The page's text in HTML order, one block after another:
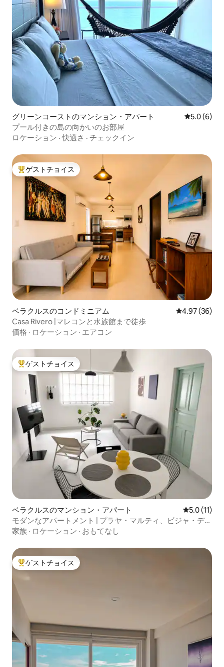
グリーンコーストのマンション・アパート レビュー6
5.0 (6)
プール付きの島の向かいのお部屋
ロケーション ·快適さ · チェックイン
大好評のゲストチョイスです。
ゲストチョイス
ベラクルスのコンドミニアム レビュー36
4.97 (36)
Casa Rivero |マレコンと水族館まで徒歩
価格 · ロケーション · エアコン
大好評のゲストチョイスです。
ゲストチョイス
ベラクルスのマンション・アパート レビュー11
5.0 (11)
モダンなアパートメント | プラヤ・マルティ、ビジャ・デ
ル・マール、水族館
家族 · ロケーション · おもてなし
大好評のゲストチョイスです。
ゲストチョイス